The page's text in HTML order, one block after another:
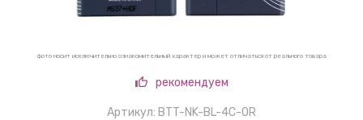
фото носит исключительно ознакомительный характер и может отличаться от реального товара
рекомендуем
Артикул: BTT-NK-BL-4C-OR